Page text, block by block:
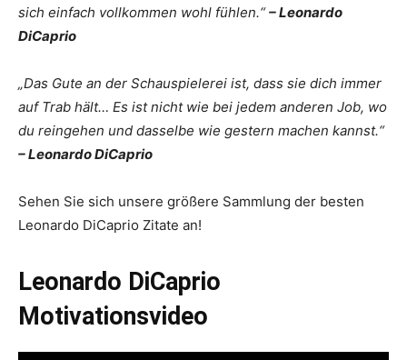
sich einfach vollkommen wohl fühlen.“– Leonardo
DiCaprio
„Das Gute an der Schauspielerei ist, dass sie dich immer
auf Trab hält… Es ist nicht wie bei jedem anderen Job, wo
du reingehen und dasselbe wie gestern machen kannst.“
– Leonardo DiCaprio
Sehen Sie sich unsere größere Sammlung der besten
Leonardo DiCaprio Zitate an!
Leonardo DiCaprio
Motivationsvideo